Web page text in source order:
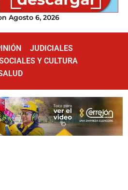
Agosto 6, 2026
JUDICIALES
Y CULTURA